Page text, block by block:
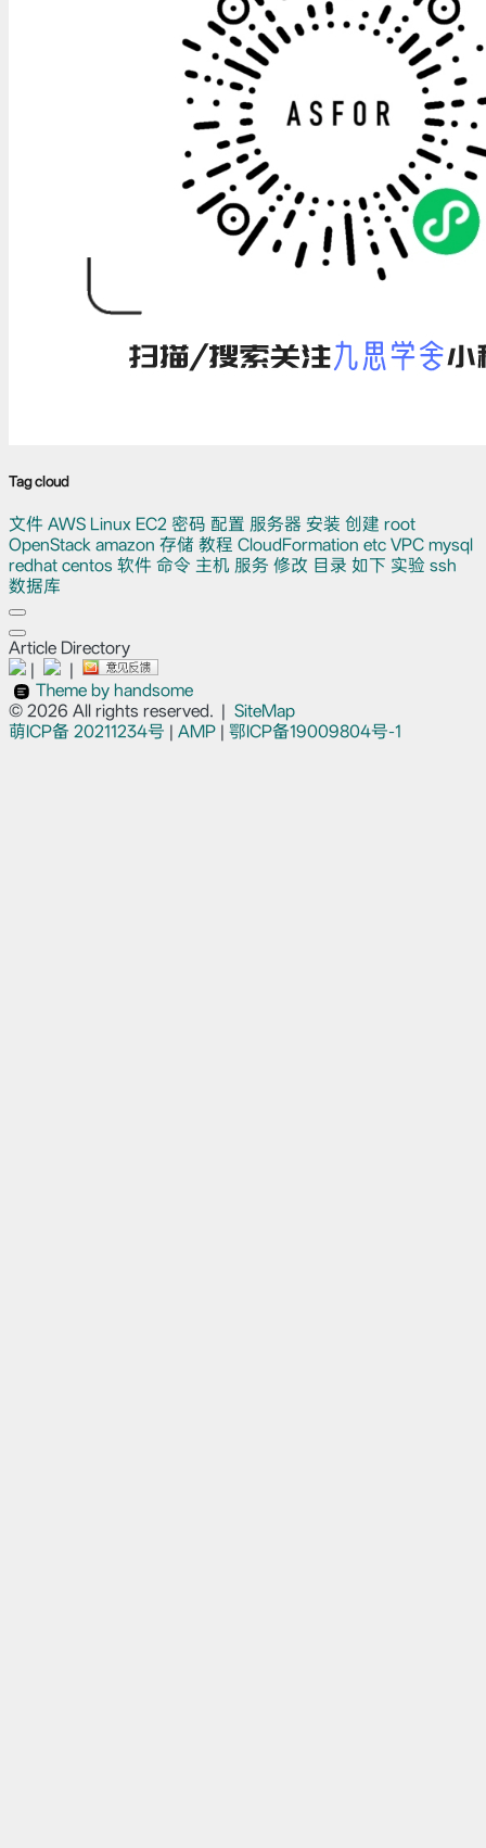
Tag cloud
文件 AWS Linux EC2 密码 配置 服务器 安装 创建 root
OpenStack amazon 存储 教程 CloudFormation etc VPC mysql
redhat centos 软件 命令 主机 服务 修改 目录 如下 实验 ssh
数据库
Article Directory
|
|
Theme by handsome
© 2026 All rights reserved. | SiteMap
萌ICP备 20211234号 | AMP | 鄂ICP备19009804号-1